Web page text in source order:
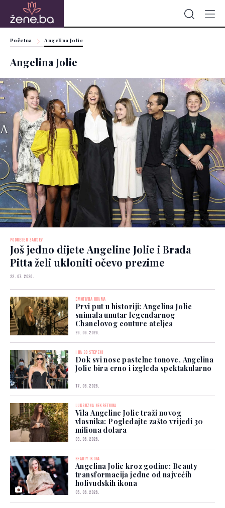
Početna Angelina Jolie
Angelina Jolie
PODNESEN ZAHTJEV
Još jedno dijete Angeline Jolie i Brada
Pitta želi ukloniti očevo prezime
22. 07. 2026.
EMOTIVNA DRAMA
Prvi put u historiji: Angelina Jolie
snimala unutar legendarnog
Chanelovog couture ateljea
26. 06. 2026.
I NA 30 STEPENI
Dok svi nose pastelne tonove, Angelina
Jolie bira crno i izgleda spektakularno
17. 06. 2026.
LUKSUZNA NEKRETNINA
Vila Angeline Jolie traži novog
vlasnika: Pogledajte zašto vrijedi 30
miliona dolara
09. 06. 2026.
BEAUTY IKONA
Angelina Jolie kroz godine: Beauty
transformacija jedne od najvećih
holivudskih ikona
05. 06. 2026.